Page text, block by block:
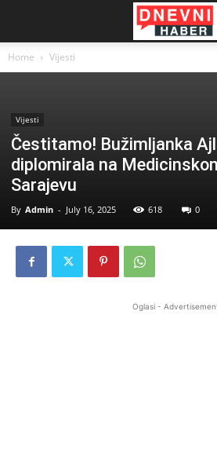
Home Vijesti
Vijesti
Čestitamo! Bužimljanka
diplomirala na
Sarajevu
By Admin - July 16, 2025 618 0
Oglasi -